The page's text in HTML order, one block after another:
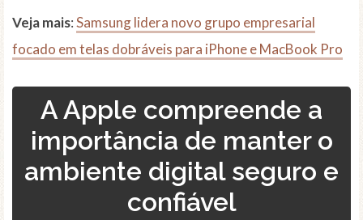
Veja mais:Samsung lidera novo grupo empresarial
focado em telas dobráveis para iPhone e MacBook Pro
A Apple compreende a
importância de manter o
ambiente digital seguro e
confiável